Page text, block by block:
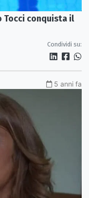
Tocci conquista il
Condividi su:
5 anni fa